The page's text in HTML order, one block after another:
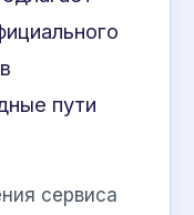
пути
сервиса